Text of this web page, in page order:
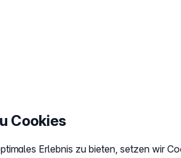
Cookies
Erlebnis zu bieten, setzen wir